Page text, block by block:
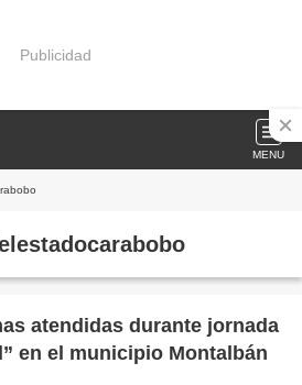
Publicidad
MENU
atendidas durante jornada
en el municipio Montalbán